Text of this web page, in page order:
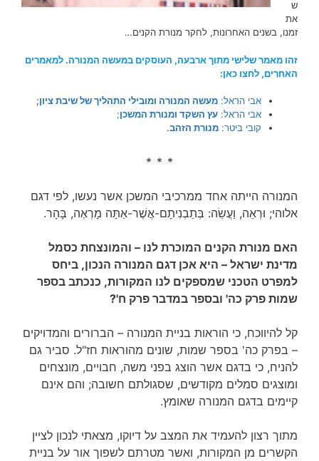
ש
את
זמנו, בשנים האחרונות, לחקר מנורת הקנים…
זהו מאמר שלישי מתוך ארבעה, העוסקים במעשה המנורה. למאמרים
האחרים, לחצו כאן:
אבי הראל: מעשה המנורה ומובילי התהליך של שיבת ציון;
אבי הראל: עץ השקד ומנורת המשכן;
קובי ביטר: מנורת הזהב.
* * *
המנורה הייתה אחד ממרכיבי המשכן אשר נעשו, לפי דגם
אלוהי; וּרְאֵה, וַעֲשֵׂה: בְּתַבְנִיתָם-אֲשֶׁר-אַתָּה מָרְאֶה, בָּהָר.
האם מנורת הקנים המוכרת לנו – והמונצחת כסמל
מדינת ישראל – היא אכן דגם המנורה הנכון, ביחס
למפרט הטכני שמספקים לנו המקורות, כנכתב בספר
שמות פרק כה' ובספר במדבר פרק ח'?
קל להיווכח, כי הוראות בניית המנורה – הברורים והמדויקים
– בפרק כה' בספר שמות, שונים מהוראות חז"ל. סביר גם
להניח, כי בדגם אשר הוצג בפני משה, חבויים, מונצחים
ומוצגים סמלים מקודשים, שסגולתם חשובה; והם אינם
קיימים בדגם המנורה שאומץ.
מתוך רצון להעמיד את המצב על דיוקו, מצאתי לנכון לציין
הקשרים מן המקורות, ואשר מטרתם לשפוך אור על בניית